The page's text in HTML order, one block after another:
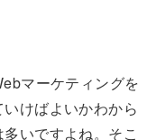
マーケティングを
けばよいかわから
いですよね。そこ